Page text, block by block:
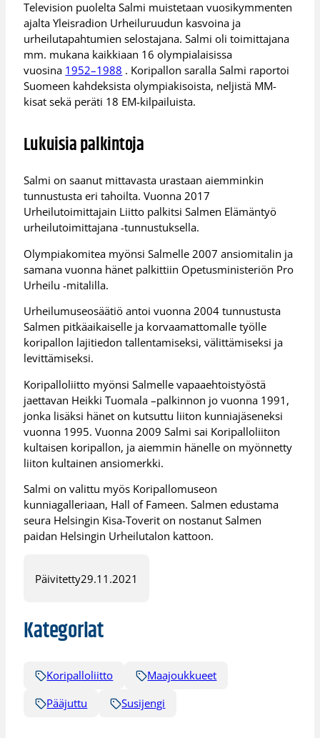
Television puolelta Salmi muistetaan vuosikymmenten
ajalta Yleisradion Urheiluruudun kasvoina ja
urheilutapahtumien selostajana. Salmi oli toimittajana
mm. mukana kaikkiaan 16 olympialaisissa
vuosina 1952–1988 . Koripallon saralla Salmi raportoi
Suomeen kahdeksista olympiakisoista, neljistä MM-
kisat sekä peräti 18 EM-kilpailuista.
Lukuisia palkintoja
Salmi on saanut mittavasta urastaan aiemminkin
tunnustusta eri tahoilta. Vuonna 2017
Urheilutoimittajain Liitto palkitsi Salmen Elämäntyö
urheilutoimittajana -tunnustuksella.
Olympiakomitea myönsi Salmelle 2007 ansiomitalin ja
samana vuonna hänet palkittiin Opetusministeriön Pro
Urheilu -mitalilla.
Urheilumuseosäätiö antoi vuonna 2004 tunnustusta
Salmen pitkäaikaiselle ja korvaamattomalle työlle
koripallon lajitiedon tallentamiseksi, välittämiseksi ja
levittämiseksi.
Koripalloliitto myönsi Salmelle vapaaehtoistyöstä
jaettavan Heikki Tuomala –palkinnon jo vuonna 1991,
jonka lisäksi hänet on kutsuttu liiton kunniajäseneksi
vuonna 1995. Vuonna 2009 Salmi sai Koripalloliiton
kultaisen koripallon, ja aiemmin hänelle on myönnetty
liiton kultainen ansiomerkki.
Salmi on valittu myös Koripallomuseon
kunniagalleriaan, Hall of Fameen. Salmen edustama
seura Helsingin Kisa-Toverit on nostanut Salmen
paidan Helsingin Urheilutalon kattoon.
Päivitetty29.11.2021
Kategoriat
Koripalloliitto
Maajoukkueet
Pääjuttu
Susijengi